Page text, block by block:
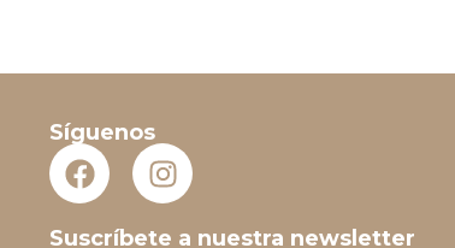
Síguenos
Suscríbete a nuestra newsletter